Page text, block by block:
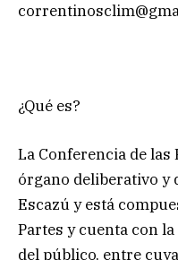
¿Qué es?
La Conferencia de las
órgano deliberativo y
Escazú y está
Partes y cuenta con
del público, entre